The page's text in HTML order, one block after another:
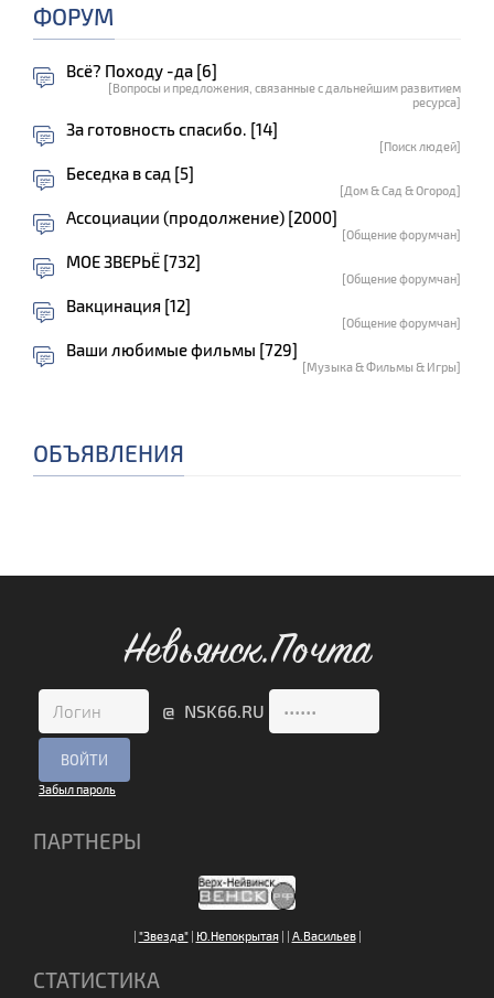
ФОРУМ
Всё? Походу -да [6]
[Вопросы и предложения, связанные с дальнейшим развитием
ресурса]
За готовность спасибо. [14]
[Поиск людей]
Беседка в сад [5]
[Дом & Сад & Огород]
Ассоциации (продолжение) [2000]
[Общение форумчан]
МОЕ ЗВЕРЬЁ [732]
[Общение форумчан]
Вакцинация [12]
[Общение форумчан]
Ваши любимые фильмы [729]
[Музыка & Фильмы & Игры]
ОБЪЯВЛЕНИЯ
Невьянск.Почта
@ NSK66.RU
Забыл пароль
ПАРТНЕРЫ
| "Звезда"| Ю.Непокрытая| | А.Васильев|
СТАТИСТИКА